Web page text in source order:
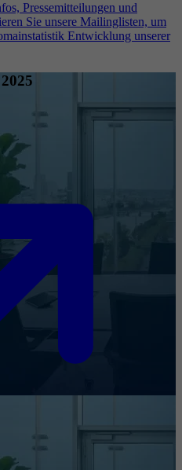
Pressemitteilungen und
Sie unsere Mailinglisten, um
Entwicklung unserer